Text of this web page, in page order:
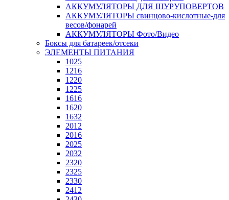
АККУМУЛЯТОРЫ ДЛЯ ШУРУПОВЕРТОВ
АККУМУЛЯТОРЫ свинцово-кислотные-для
весов/фонарей
АККУМУЛЯТОРЫ Фото/Видео
Боксы для батареек/отсеки
ЭЛЕМЕНТЫ ПИТАНИЯ
1025
1216
1220
1225
1616
1620
1632
2012
2016
2025
2032
2320
2325
2330
2412